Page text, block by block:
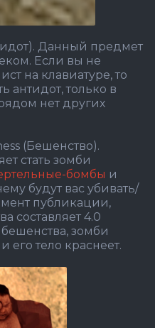
Данный предмет
Если вы не
на клавиатуре, то
антидот, только в
нет других
(Бешенство).
стать зомби
бомбы и
будут вас убивать/
публикации,
составляет 4.0
зомби
его тело краснеет.